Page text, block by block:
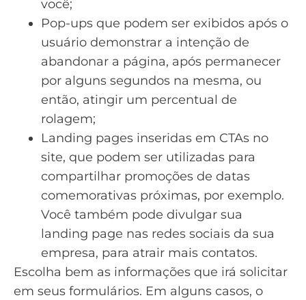
você;
Pop-ups que podem ser exibidos após o
usuário demonstrar a intenção de
abandonar a página, após permanecer
por alguns segundos na mesma, ou
então, atingir um percentual de
rolagem;
Landing pages inseridas em CTAs no
site, que podem ser utilizadas para
compartilhar promoções de datas
comemorativas próximas, por exemplo.
Você também pode divulgar sua
landing page nas redes sociais da sua
empresa, para atrair mais contatos.
Escolha bem as informações que irá solicitar
em seus formulários. Em alguns casos, o